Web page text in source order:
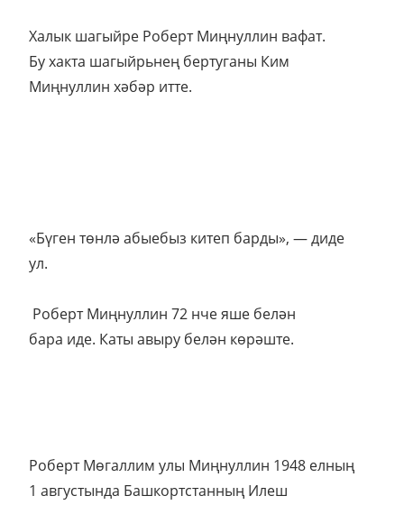
Халык шагыйре Роберт Миңнуллин вафат.
Бу хакта шагыйрьнең бертуганы Ким
Миңнуллин хәбәр итте.
«Бүген төнлә абыебыз китеп барды», — диде
ул.
Роберт Миңнуллин 72 нче яше белән
бара иде. Каты авыру белән көрәште.
Роберт Мөгаллим улы Миңнуллин 1948 елның
1 августында Башкортстанның Илеш